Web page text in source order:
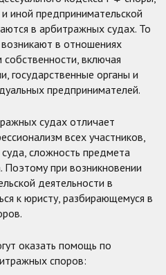
иной предпринимательской
в арбитражных судах. То
в отношениях
включая
государственные органы и
предпринимателей.
судах отличает
всех участников,
сложность предмета
Поэтому при возникновении
деятельности в
к юристу, разбирающемуся в
оказать помощь по
споров: